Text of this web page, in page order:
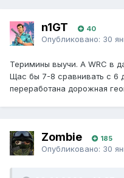
n1GT 40
Опубликовано: 30
Теримины выучи. А WRC в
Щас бы 7-8 сравнивать с 6
переработана дорожная
Zombie 185
Опубликовано: 30